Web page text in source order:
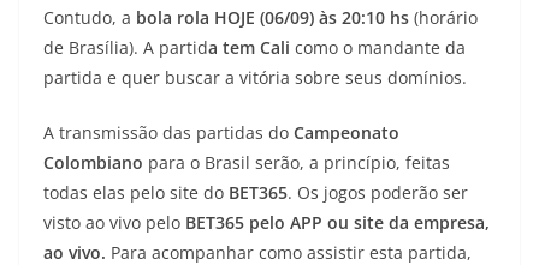
Contudo, a bola rola HOJE (06/09) às 20:10 hs (horário
de Brasília). A partida tem Cali como o mandante da
partida e quer buscar a vitória sobre seus domínios.
A transmissão das partidas do Campeonato
Colombiano para o Brasil serão, a princípio, feitas
todas elas pelo site do BET365. Os jogos poderão ser
visto ao vivo pelo BET365 pelo APP ou site da empresa,
ao vivo. Para acompanhar como assistir esta partida,